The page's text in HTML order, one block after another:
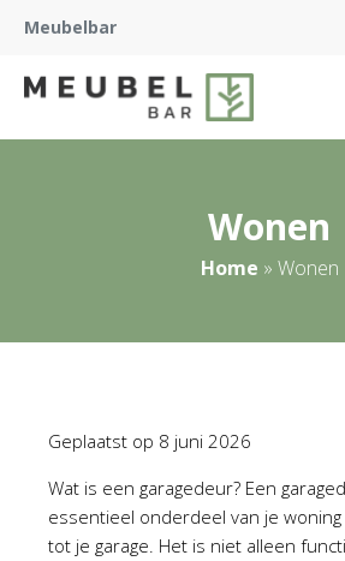
Meubelbar
Wonen
Home » Wonen
Geplaatst op 8 juni 2026
Wat is een garagedeur? Een
essentieel onderdeel van je
tot je garage. Het is niet alleen